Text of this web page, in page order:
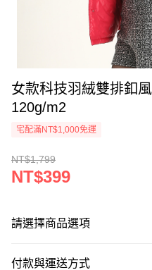
女款科技羽絨雙排釦
120g/m2
宅配滿NT$1,000免運
NT$1,799
NT$399
請選擇商品選項
付款與運送方式